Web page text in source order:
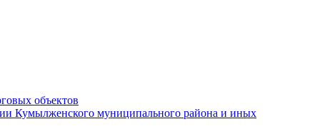
объектов
Кумылженского муниципального района и иных